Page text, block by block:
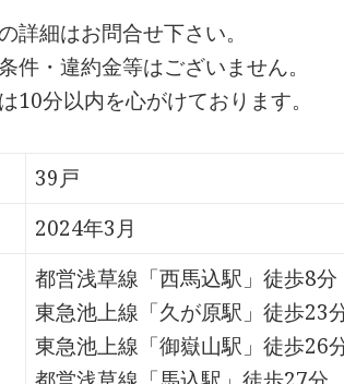
細はお問合せ下さい。
・違約金等はございません。
分以内を心がけております。
39戸
2024年3月
都営浅草線「西馬込駅」徒歩8分
東急池上線「久が原駅」徒歩23
東急池上線「御嶽山駅」徒歩26